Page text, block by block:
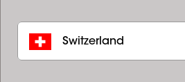
Switzerland